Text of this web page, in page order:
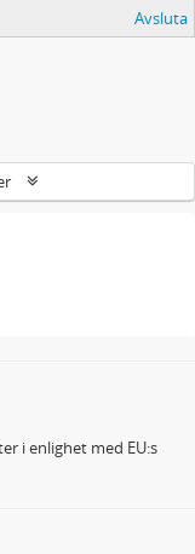
Avsluta
i enlighet med EU:s